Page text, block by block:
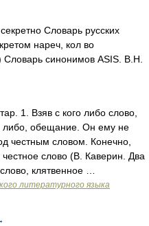
Словарь русских
нареч, кол во
Словарь синонимов ASIS. В.Н.
1. Взяв с кого либо слово,
либо, обещание. Он ему не
честным словом. Конечно,
слово (В. Каверин. Два
клятвенное …
литературного языка